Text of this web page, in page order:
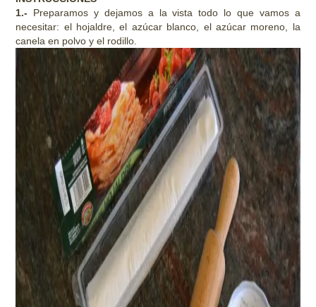
1.- Preparamos y dejamos a la vista todo lo que vamos a
necesitar: el hojaldre, el azúcar blanco, el azúcar moreno, la
canela en polvo y el rodillo.